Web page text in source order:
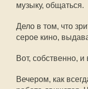
музыку, общаться.
Дело в том, что
серое кино,
Вот, собственно, и
Вечером, как